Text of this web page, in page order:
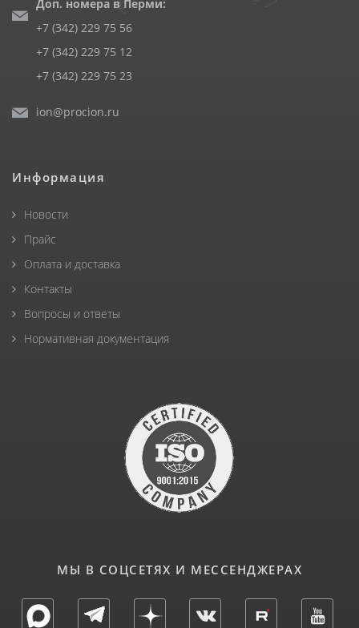
Доп. номера в Перми:
+7 (342) 229 75 56
+7 (342) 229 75 12
+7 (342) 229 75 23
ion@procion.ru
Информация
Новости
Прайс
Оплата и доставка
Контакты
Вопросы и ответы
Нормативная документация
МЫ В СОЦСЕТЯХ И МЕССЕНДЖЕРАХ